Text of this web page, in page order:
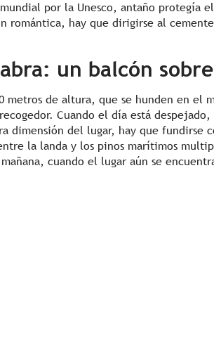
por la Unesco, antaño protegía
romántica, hay que dirigirse al
un balcón
metros de altura, que se hunden en el
Cuando el día está
dimensión del lugar, hay que
la landa y los pinos marítimos
cuando el lugar aún se